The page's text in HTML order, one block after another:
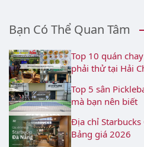
Bạn Có Thể Quan Tâm
Top 10 quán
phải thử tại Hải
Top 5 sân
mà bạn nên biết
Địa chỉ
Bảng giá 2026